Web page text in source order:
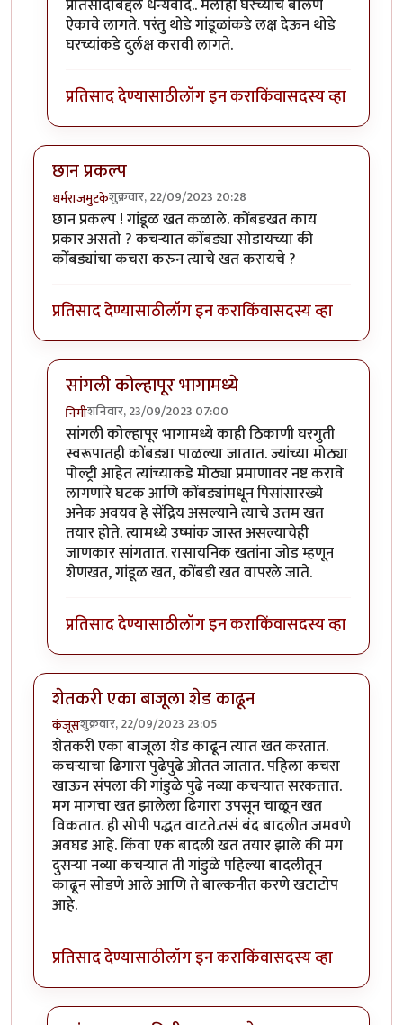
प्रतिसादाबद्दल धन्यवाद.. मलाही घरच्यांचे बोलणे
ऐकावे लागते. परंतु थोडे गांडूळांकडे लक्ष देऊन थोडे
घरच्यांकडे दुर्लक्ष करावी लागते.
प्रतिसाद देण्यासाठीलॉग इन कराकिंवासदस्य व्हा
छान प्रकल्प
धर्मराजमुटकेशुक्रवार, 22/09/2023 20:28
छान प्रकल्प ! गांडूळ खत कळाले. कोंबडखत काय
प्रकार असतो ? कचर्‍यात कोंबड्या सोडायच्या की
कोंबड्यांचा कचरा करुन त्याचे खत करायचे ?
प्रतिसाद देण्यासाठीलॉग इन कराकिंवासदस्य व्हा
सांगली कोल्हापूर भागामध्ये
निमीशनिवार, 23/09/2023 07:00
In reply toछान प्रकल्पbyधर्मराजमुटके
सांगली कोल्हापूर भागामध्ये काही ठिकाणी घरगुती
स्वरूपातही कोंबड्या पाळल्या जातात. ज्यांच्या मोठ्या
पोल्ट्री आहेत त्यांच्याकडे मोठ्या प्रमाणावर नष्ट करावे
लागणारे घटक आणि कोंबड्यांमधून पिसांसारख्ये
अनेक अवयव हे सेंद्रिय असल्याने त्याचे उत्तम खत
तयार होते. त्यामध्ये उष्मांक जास्त असल्याचेही
जाणकार सांगतात. रासायनिक खतांना जोड म्हणून
शेणखत, गांडूळ खत, कोंबडी खत वापरले जाते.
प्रतिसाद देण्यासाठीलॉग इन कराकिंवासदस्य व्हा
शेतकरी एका बाजूला शेड काढून
कंजूसशुक्रवार, 22/09/2023 23:05
शेतकरी एका बाजूला शेड काढून त्यात खत करतात.
कचऱ्याचा ढिगारा पुढेपुढे ओतत जातात. पहिला कचरा
खाऊन संपला की गांडुळे पुढे नव्या कचऱ्यात सरकतात.
मग मागचा खत झालेला ढिगारा उपसून चाळून खत
विकतात. ही सोपी पद्धत वाटते.तसं बंद बादलीत जमवणे
अवघड आहे. किंवा एक बादली खत तयार झाले की मग
दुसऱ्या नव्या कचऱ्यात ती गांडुळे पहिल्या बादलीतून
काढून सोडणे आले आणि ते बाल्कनीत करणे खटाटोप
आहे.
प्रतिसाद देण्यासाठीलॉग इन कराकिंवासदस्य व्हा